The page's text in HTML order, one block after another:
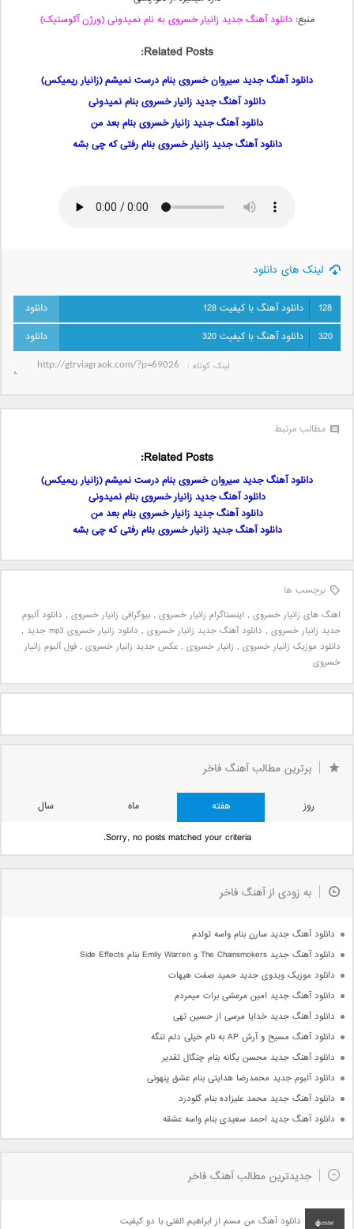
منبع:دانلود آهنگ جدید زانیار خسروی به نام نمیدونی (ورژن آکوستیک)
Related Posts:
دانلود آهنگ جدید سیروان خسروی بنام درست نمیشم (زانیار ریمیکس)
دانلود آهنگ جدید زانیار خسروی بنام نمیدونی
دانلود آهنگ جدید زانیار خسروی بنام بعد من
دانلود آهنگ جدید زانیار خسروی بنام رفتی که چی بشه
لینک های دانلود
128
دانلود آهنگ با کیفیت 128
320
دانلود آهنگ با کیفیت 320
لینک کوتاه‌ :
مطالب مرتبط
Related Posts:
دانلود آهنگ جدید سیروان خسروی بنام درست نمیشم (زانیار ریمیکس)
دانلود آهنگ جدید زانیار خسروی بنام نمیدونی
دانلود آهنگ جدید زانیار خسروی بنام بعد من
دانلود آهنگ جدید زانیار خسروی بنام رفتی که چی بشه
برچسب ها
اهنگ های زانیار خسروی , اینستاگرام زانیار خسروی , بیوگرافی زانیار خسروی , دانلود آلبوم
جدید زانیار خسروی , دانلود آهنگ جدید زانیار خسروی , دانلود زانیار خسروی mp3 جدید
,
دانلود موزیک زانیار خسروی , زانیار خسروی , عکس جدید زانیار خسروی , فول آلبوم زانیار
خسروی
برترین مطالب آهنگ فاخر
روز هفته ماه
سال
Sorry, no posts matched your criteria.
به زودی از آهنگ فاخر
دانلود آهنگ جدید سارن بنام واسه تولدم
دانلود آهنگ جدید The Chainsmokers و Emily Warren بنام Side Effects
دانلود موزیک ویدوی جدید حمید صفت هیهات
دانلود آهنگ جدید امین مرعشی برات میمردم
دانلود آهنگ جدید خدایا مرسی از حسین تهی
دانلود آهنگ مسیح و آرش AP به نام خیلی دلم تنگه
دانلود آهنگ جدید محسن یگانه بنام چنگال تقدیر
دانلود آلبوم جدید محمدرضا هدایتی بنام عشق پنهونی
دانلود آهنگ جدید محمد علیزاده بنام گلودرد
دانلود آهنگ جدید احمد سعیدی بنام واسه عشقه
جدیدترین مطالب آهنگ فاخر
دانلود آهنگ من مسم از ابراهیم الفتی با دو کیفیت